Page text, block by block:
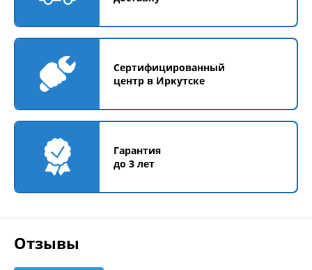
Сертифицированный
центр в Иркутске
Гарантия
до 3 лет
Отзывы